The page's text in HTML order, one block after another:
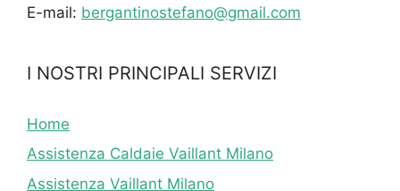
E-mail: bergantinostefano@gmail.com
I NOSTRI PRINCIPALI SERVIZI
Home
Assistenza Caldaie Vaillant Milano
Assistenza Vaillant Milano